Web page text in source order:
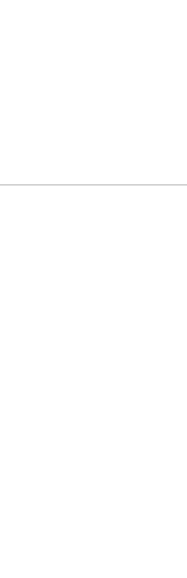
แตกต่างอย่างตั้งใจ รับรองผล อันดั
ที่ดิน กับทีมงานบริษัท ถูกและดีที่สุด ไ
พ ช่วยคุณขายบ้านมานาน ตัวจริง